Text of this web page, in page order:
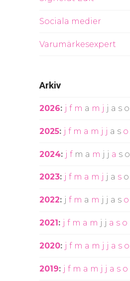
Sociala medier
Varumärkesexpert
Arkiv
2026: j f m a m j j a s o
2025: j f m a m j j a s o
2024: j f m a m j j a s o
2023: j f m a m j j a s o
2022: j f m a m j j a s o
2021: j f m a m j j a s o
2020: j f m a m j j a s o
2019: j f m a m j j a s o